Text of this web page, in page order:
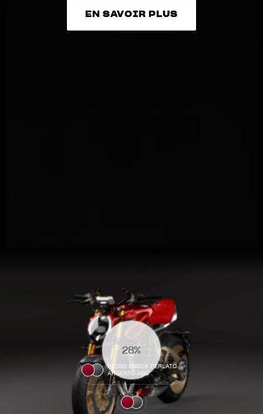
VÊTEMENTS
L'équipement du pilote
EN SAVOIR PLUS
33%
ROSSO SHOCK PERLATO
ARGENTO AGO